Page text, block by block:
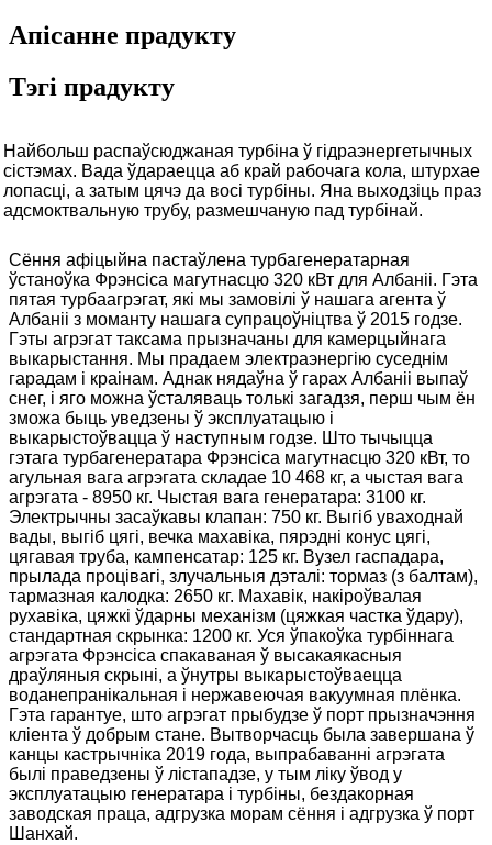
Апісанне прадукту
Тэгі прадукту
Найбольш распаўсюджаная турбіна ў гідраэнергетычных
сістэмах. Вада ўдараецца аб край рабочага кола, штурхае
лопасці, а затым цячэ да восі турбіны. Яна выходзіць праз
адсмоктвальную трубу, размешчаную пад турбінай.
Сёння афіцыйна пастаўлена турбагенератарная
ўстаноўка Фрэнсіса магутнасцю 320 кВт для Албаніі. Гэта
пятая турбаагрэгат, які мы замовілі ў нашага агента ў
Албаніі з моманту нашага супрацоўніцтва ў 2015 годзе.
Гэты агрэгат таксама прызначаны для камерцыйнага
выкарыстання. Мы прадаем электраэнергію суседнім
гарадам і краінам. Аднак нядаўна ў гарах Албаніі выпаў
снег, і яго можна ўсталяваць толькі загадзя, перш чым ён
зможа быць уведзены ў эксплуатацыю і
выкарыстоўвацца ў наступным годзе. Што тычыцца
гэтага турбагенератара Фрэнсіса магутнасцю 320 кВт, то
агульная вага агрэгата складае 10 468 кг, а чыстая вага
агрэгата - 8950 кг. Чыстая вага генератара: 3100 кг.
Электрычны засаўкавы клапан: 750 кг. Выгіб уваходнай
вады, выгіб цягі, вечка махавіка, пярэдні конус цягі,
цягавая труба, кампенсатар: 125 кг. Вузел гаспадара,
прылада процівагі, злучальныя дэталі: тормаз (з балтам),
тармазная калодка: 2650 кг. Махавік, накіроўвалая
рухавіка, цяжкі ўдарны механізм (цяжкая частка ўдару),
стандартная скрынка: 1200 кг. Уся ўпакоўка турбіннага
агрэгата Фрэнсіса спакаваная ў высакаякасныя
драўляныя скрыні, а ўнутры выкарыстоўваецца
воданепранікальная і нержавеючая вакуумная плёнка.
Гэта гарантуе, што агрэгат прыбудзе ў порт прызначэння
кліента ў добрым стане. Вытворчасць была завершана ў
канцы кастрычніка 2019 года, выпрабаванні агрэгата
былі праведзены ў лістападзе, у тым ліку ўвод у
эксплуатацыю генератара і турбіны, бездакорная
заводская праца, адгрузка морам сёння і адгрузка ў порт
Шанхай.